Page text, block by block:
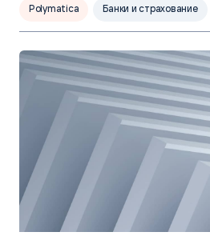
Polymatica Банки и страхование